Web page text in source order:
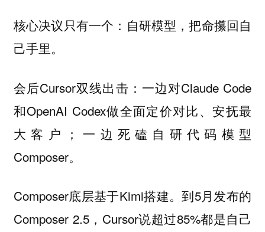
核心决议只有一个： 自研模型，把命攥回自
己手里。
会后Cursor双线出击：一边对Claude Code
和OpenAI Codex做全面定价对比、安抚最
大客户；一边死磕自研代码模型
Composer。
Composer底层基于Kimi搭建。到5月发布的
Composer 2.5，Cursor说超过85%都是自己